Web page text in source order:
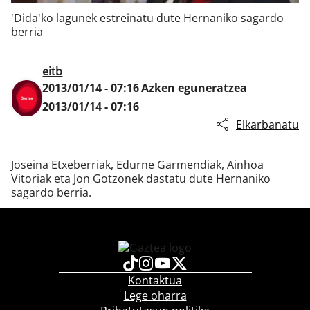
'Dida'ko lagunek estreinatu dute Hernaniko sagardo
berria
eitb
2013/01/14 - 07:16Azken eguneratzea
2013/01/14 - 07:16
Elkarbanatu
Joseina Etxeberriak, Edurne Garmendiak, Ainhoa
Vitoriak eta Jon Gotzonek dastatu dute Hernaniko
sagardo berria.
Kontaktua
Lege oharra